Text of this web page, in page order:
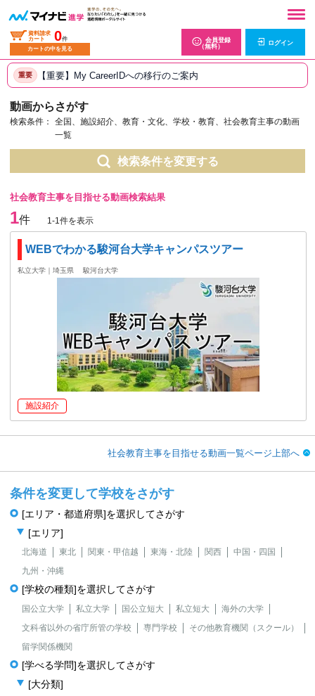
資料請求
カート
0件
カートの中を見る
会員登録
（無料）
ログイン
重要 【重要】My CareerIDへの移行のご案内
動画からさがす
検索条件：
全国、施設紹介、教育・文化、学校・教育、社会教育主事の動画
一覧
検索条件を変更する
社会教育主事を目指せる動画検索結果
1件 1-1件を表示
WEBでわかる駿河台大学キャンパスツアー
私立大学｜埼玉県 駿河台大学
施設紹介
社会教育主事を目指せる動画一覧ページ上部へ
条件を変更して学校をさがす
[エリア・都道府県]を選択してさがす
[エリア]
北海道 東北 関東・甲信越 東海・北陸 関西
中国・四国
九州・沖縄
[学校の種類]を選択してさがす
国公立大学 私立大学 国公立短大 私立短大
海外の大学
文科省以外の省庁所管の学校
専門学校
その他教育機関（スクール）
留学関係機関
[学べる学問]を選択してさがす
[大分類]